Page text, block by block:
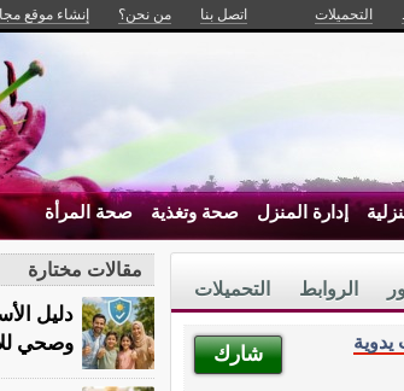
التحميلات اتصل بنا من نحن؟ إنشاء موقع
إدارة المنزل صحة وتغذية صحة المرأة
التحميلات الروابط
شارك
مقالات مختارة
دليل
وصحي